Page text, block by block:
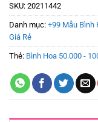
SKU: 20211442
Danh mục: +99 Mẫu Bình
Giá Rẻ
Thẻ: Bình Hoa 50.000 -